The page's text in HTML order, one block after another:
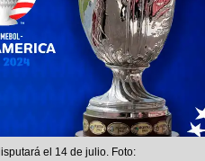
el 14 de julio. Foto: